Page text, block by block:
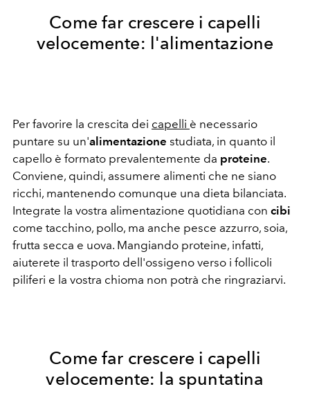
Come far crescere i capelli
velocemente: l'alimentazione
Per favorire la crescita dei capelli è necessario
puntare su un'alimentazione studiata, in quanto il
capello è formato prevalentemente da proteine.
Conviene, quindi, assumere alimenti che ne siano
ricchi, mantenendo comunque una dieta bilanciata.
Integrate la vostra alimentazione quotidiana con cibi
come tacchino, pollo, ma anche pesce azzurro, soia,
frutta secca e uova. Mangiando proteine, infatti,
aiuterete il trasporto dell'ossigeno verso i follicoli
piliferi e la vostra chioma non potrà che ringraziarvi.
Come far crescere i capelli
velocemente: la spuntatina